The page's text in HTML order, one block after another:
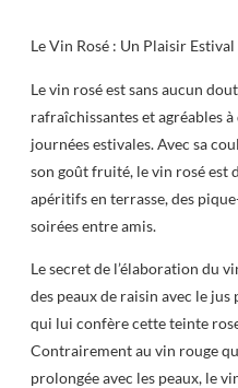
Le Vin Rosé : Un Plaisir
Le vin rosé est sans aucun
rafraîchissantes et agréables
journées estivales. Avec sa
son goût fruité, le vin rosé est
apéritifs en terrasse, des
soirées entre amis.
Le secret de l’élaboration du
des peaux de raisin avec le
qui lui confère cette teinte
Contrairement au vin rouge
prolongée avec les peaux, le